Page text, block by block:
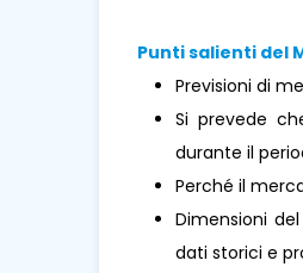
Punti salienti del
Previsioni di
Si prevede
durante il
Perché il
Dimensioni
dati storici e